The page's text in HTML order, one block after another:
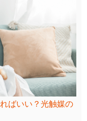
ばいい？光触媒の